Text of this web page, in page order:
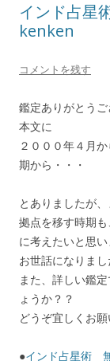
インド占
kenken
コメントを残す
鑑定ありがとうご
本文に
２０００年４月
期から・・・
とありましたが
拠点を移す時期
に考えたいと思い
お世話になりまし
また、詳しい鑑
ょうか？？
どうぞ宜しくお願
●インド占星術